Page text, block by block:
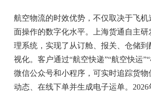
航空物流的时效优势，不仅取决于飞
面操作的数字化水平。上海货通自主研
理系统，实现了从订舱、报关、仓储
视化。客户通过“航空快递”“航空快运
微信公众号和小程序，可实时追踪货物
动态、在线下单并生成电子运单。